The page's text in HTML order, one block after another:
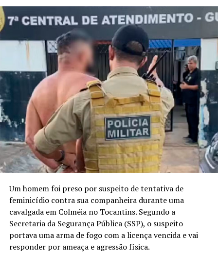
Um homem foi preso por suspeito de tentativa de
feminicídio contra sua companheira durante uma
cavalgada em Colméia no Tocantins. Segundo a
Secretaria da Segurança Pública (SSP), o suspeito
portava uma arma de fogo com a licença vencida e vai
responder por ameaça e agressão física.